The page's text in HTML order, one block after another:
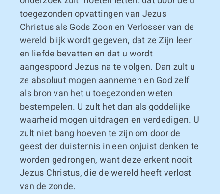
toegezonden opvattingen van Jezus
Christus als Gods Zoon en Verlosser van de
wereld blijk wordt gegeven, dat ze Zijn leer
en liefde bevatten en dat u wordt
aangespoord Jezus na te volgen. Dan zult u
ze absoluut mogen aannemen en God zelf
als bron van het u toegezonden weten
bestempelen. U zult het dan als goddelijke
waarheid mogen uitdragen en verdedigen. U
zult niet bang hoeven te zijn om door de
geest der duisternis in een onjuist denken te
worden gedrongen, want deze erkent nooit
Jezus Christus, die de wereld heeft verlost
van de zonde.